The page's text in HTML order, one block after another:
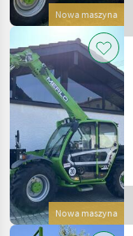
Nowa maszyna
Nowa maszyna